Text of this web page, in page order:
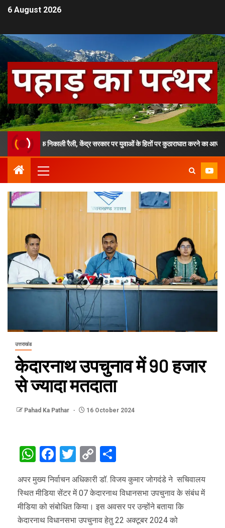
6 August 2026
निकाली रैली, केंद्र सरकार पर युवाओं के हितों पर कुठाराघात करने का आरोप
उत्तराखंड
केदारनाथ उपचुनाव में 90 हजार
से ज्यादा मतदाता
Pahad Ka Pathar 16 October 2024
WhatsApp
Facebook
Twitter
Copy
अपर मुख्य निर्वाचन अधिकारी डॉ. विजय कुमार जोगदंडे ने सचिवालय
स्थित मीडिया सेंटर में 07 केदारनाथ विधानसभा उपचुनाव के संबंध में
मीडिया को संबोधित किया। इस अवसर पर उन्होंने बताया कि
केदारनाथ विधानसभा उपचुनाव हेतु 22 अक्टूबर 2024 को